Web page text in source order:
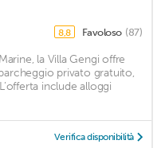
8,8 Favoloso (87)
la Villa Gengi offre
privato gratuito,
include alloggi
Verifica disponibilità